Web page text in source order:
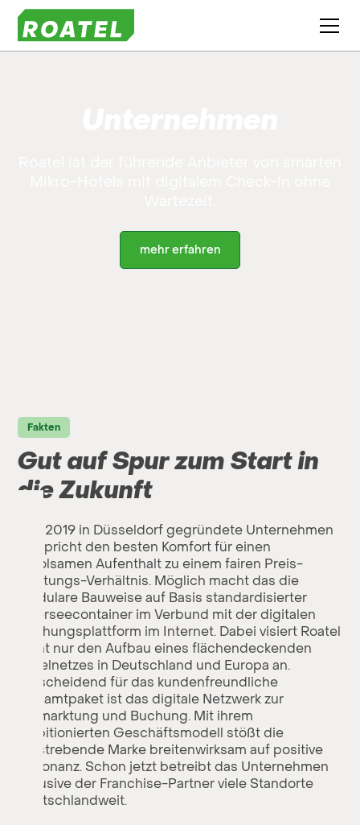
mehr erfahren
Fakten
Gut auf Spur zum Start in
die Zukunft
Das 2019 in Düsseldorf gegründete Unternehmen
verspricht den besten Komfort für einen
erholsamen Aufenthalt zu einem fairen Preis-
Leistungs-Verhältnis. Möglich macht das die
modulare Bauweise auf Basis standardisierter
Überseecontainer im Verbund mit der digitalen
Buchungsplattform im Internet. Dabei visiert Roatel
nicht nur den Aufbau eines flächendeckenden
Hotelnetzes in Deutschland und Europa an.
Entscheidend für das kundenfreundliche
Gesamtpaket ist das digitale Netzwerk zur
Vermarktung und Buchung. Mit ihrem
ambitionierten Geschäftsmodell stößt die
aufstrebende Marke breitenwirksam auf positive
Resonanz. Schon jetzt betreibt das Unternehmen
inklusive der Franchise-Partner viele Standorte
deutschlandweit.